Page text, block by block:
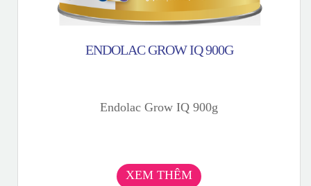
ENDOLAC GROW IQ 900G
Endolac Grow IQ 900g
XEM THÊM